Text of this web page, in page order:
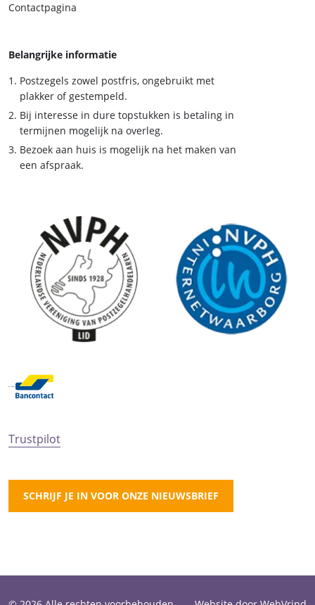
Contactpagina
Belangrijke informatie
Postzegels zowel postfris, ongebruikt met
plakker of gestempeld.
Bij interesse in dure topstukken is betaling in
termijnen mogelijk na overleg.
Bezoek aan huis is mogelijk na het maken van
een afspraak.
Trustpilot
SCHRIJF JE IN VOOR ONZE NIEUWSBRIEF